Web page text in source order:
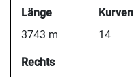
Länge
3743 m
Kurven
14
Rechts